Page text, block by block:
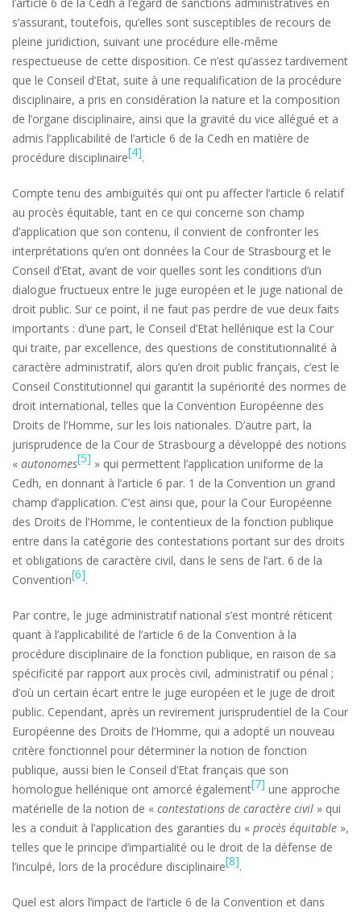
s’assurant, toutefois, qu’elles sont susceptibles de recours de
pleine juridiction, suivant une procédure elle-même
respectueuse de cette disposition. Ce n’est qu’assez tardivement
que le Conseil d’Etat, suite à une requalification de la procédure
disciplinaire, a pris en considération la nature et la composition
de l’organe disciplinaire, ainsi que la gravité du vice allégué et a
admis l’applicabilité de l’article 6 de la Cedh en matière de
procédure disciplinaire[4].
Compte tenu des ambiguïtés qui ont pu affecter l’article 6 relatif
au procès équitable, tant en ce qui concerne son champ
d’application que son contenu, il convient de confronter les
interprétations qu’en ont données la Cour de Strasbourg et le
Conseil d’Etat, avant de voir quelles sont les conditions d’un
dialogue fructueux entre le juge européen et le juge national de
droit public. Sur ce point, il ne faut pas perdre de vue deux faits
importants : d’une part, le Conseil d’Etat hellénique est la Cour
qui traite, par excellence, des questions de constitutionnalité à
caractère administratif, alors qu’en droit public français, c’est le
Conseil Constitutionnel qui garantit la supériorité des normes de
droit international, telles que la Convention Européenne des
Droits de l’Homme, sur les lois nationales. D’autre part, la
jurisprudence de la Cour de Strasbourg a développé des notions
« autonomes[5] » qui permettent l’application uniforme de la
Cedh, en donnant à l’article 6 par. 1 de la Convention un grand
champ d’application. C’est ainsi que, pour la Cour Européenne
des Droits de l’Homme, le contentieux de la fonction publique
entre dans la catégorie des contestations portant sur des droits
et obligations de caractère civil, dans le sens de l’art. 6 de la
Convention[6].
Par contre, le juge administratif national s’est montré réticent
quant à l’applicabilité de l’article 6 de la Convention à la
procédure disciplinaire de la fonction publique, en raison de sa
spécificité par rapport aux procès civil, administratif ou pénal ;
d’où un certain écart entre le juge européen et le juge de droit
public. Cependant, après un revirement jurisprudentiel de la Cour
Européenne des Droits de l’Homme, qui a adopté un nouveau
critère fonctionnel pour déterminer la notion de fonction
publique, aussi bien le Conseil d’Etat français que son
homologue hellénique ont amorcé également[7] une approche
matérielle de la notion de « contestations de caractère civil » qui
les a conduit à l’application des garanties du « procès équitable »,
telles que le principe d’impartialité ou le droit de la défense de
l’inculpé, lors de la procédure disciplinaire[8].
Quel est alors l’impact de l’article 6 de la Convention et dans